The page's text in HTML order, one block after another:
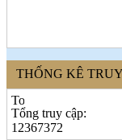
♦ GẠCH MEN
CHỨC THÀNH
ĐẠI BIỂU
NĂM 2017 (
♦ Sử dụng vật liệu
trường và an toàn
THỐNG KÊ
Tổng truy cập:
12367372